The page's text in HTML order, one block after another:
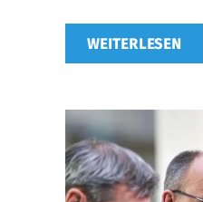
WEITERLESEN